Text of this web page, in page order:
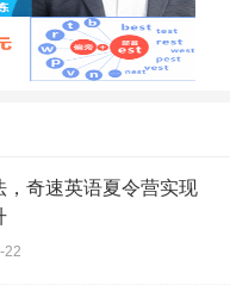
，奇速英语夏令营实现
22